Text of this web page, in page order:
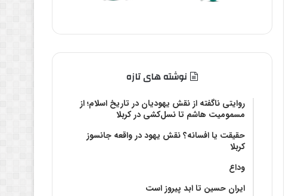
نوشته های تازه
روایتی ناگفته از نقش یهودیان در تاریخ اسلام؛ از
مسمومیت هاشم تا نسل‌کشی در کربلا
حقیقت یا افسانه؟‌ نقش یهود در واقعه جانسوز
کربلا
وداع
ایران حسین تا ابد پیروز است